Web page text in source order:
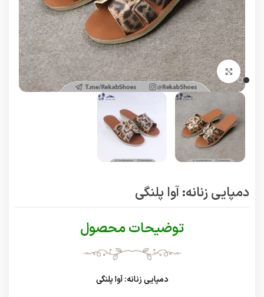
برای بزرگنمایی کلیک کنید
دمپایی زنانه: آوا پلنگی
توضیحات محصول
دمپایی زنانه: آوا پلنگی